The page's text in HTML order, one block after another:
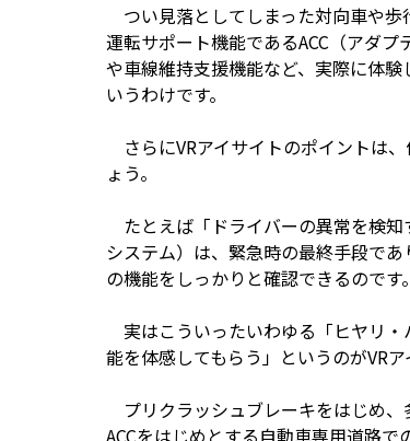
つい見落としてしまった対向車や
運転サポート機能であるACC（アダ
や車線維持支援機能など、実際に体
いうわけです。
さらにVRアイサイトのポイントは
ょう。
たとえば「ドライバーの異常を検
システム）は、緊急時の最終手段で
の機能をしっかりと確認できるのです。
実はこういったいわゆる「ヒヤリ
能を体感してもらう」というのがVR
プリクラッシュブレーキをはじめ、
ACCをはじめとする自動車専用道路